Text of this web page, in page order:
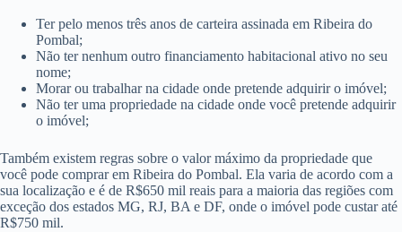
Ter pelo menos três anos de carteira assinada em Ribeira do
Pombal;
Não ter nenhum outro financiamento habitacional ativo no seu
nome;
Morar ou trabalhar na cidade onde pretende adquirir o imóvel;
Não ter uma propriedade na cidade onde você pretende adquirir
o imóvel;
Também existem regras sobre o valor máximo da propriedade que
você pode comprar em Ribeira do Pombal. Ela varia de acordo com a
sua localização e é de R$650 mil reais para a maioria das regiões com
exceção dos estados MG, RJ, BA e DF, onde o imóvel pode custar até
R$750 mil.